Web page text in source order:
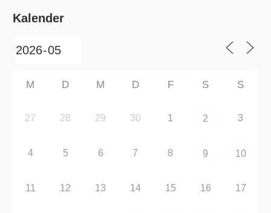
Kalender
M D M D F S S
27 28 29 30 1 2 3
4 5 6 7 8 9 10
11 12 13 14 15 16 17